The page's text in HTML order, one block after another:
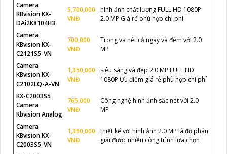
Camera
KBvision KX-
DAi2K8104H3
5,700,000
VNĐ
hình ảnh chất lượng FULL HD 1080P
2.0 MP Giá rẻ phù hợp chi phí
Camera
KBvision KX-
C2121S5-VN
700,000
VNĐ
Trong và nét cả ngày và đêm với 2.0
MP
Camera
KBvision KX-
C2102LQ-A-VN
1,350,000
VNĐ
siêu sáng và đẹp 2.0 MP FULL HD
1080P Ưu điểm giá rẻ phù hợp chi phí
KX-C2003S5
Camera
Kbvision Analog
765,000
VNĐ
Công nghệ hình ảnh sắc nét với 2.0
MP
Camera
KBvision KX-
C2003S5-VN
1,390,000
VNĐ
thiết kế với hình ảnh 2.0 MP là độ phân
giải được nhiều công trình lựa chọn